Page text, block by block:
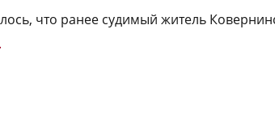
что ранее судимый житель